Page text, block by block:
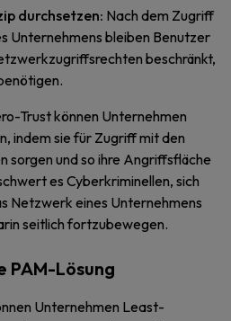
durchsetzen: Nach dem Zugriff
Unternehmens bleiben Benutzer
beschränkt,
Trust können Unternehmen
indem sie für Zugriff mit den
sorgen und so ihre Angriffsfläche
es Cyberkriminellen, sich
Netzwerk eines Unternehmens
seitlich fortzubewegen.
PAM-Lösung
Unternehmen Least-